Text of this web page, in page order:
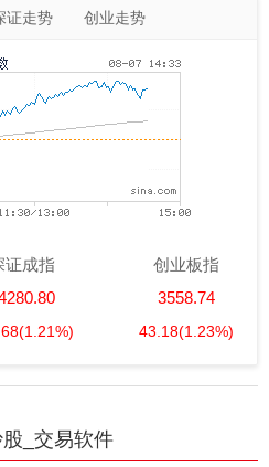
证走势 创业走势
证成指
(1.21%)
创业板指
3558.74
43.18(1.23%)
_交易软件